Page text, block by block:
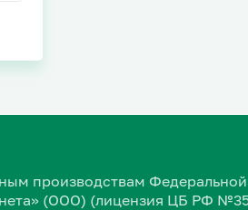
производствам
(ООО) (лицензия ЦБ РФ